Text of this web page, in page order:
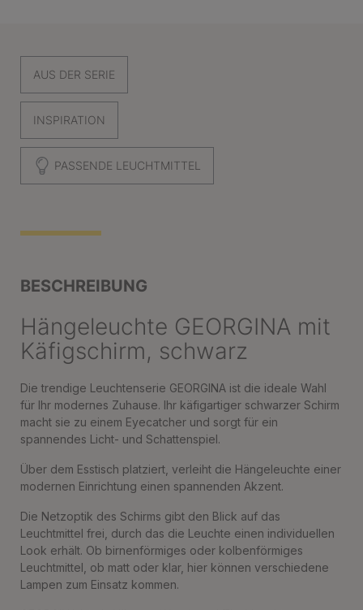
AUS DER SERIE
INSPIRATION
PASSENDE LEUCHTMITTEL
BESCHREIBUNG
Hängeleuchte GEORGINA mit
Käfigschirm, schwarz
Die trendige Leuchtenserie GEORGINA ist die ideale Wahl
für Ihr modernes Zuhause. Ihr käfigartiger schwarzer Schirm
macht sie zu einem Eyecatcher und sorgt für ein
spannendes Licht- und Schattenspiel.
Über dem Esstisch platziert, verleiht die Hängeleuchte einer
modernen Einrichtung einen spannenden Akzent.
Die Netzoptik des Schirms gibt den Blick auf das
Leuchtmittel frei, durch das die Leuchte einen individuellen
Look erhält. Ob birnenförmiges oder kolbenförmiges
Leuchtmittel, ob matt oder klar, hier können verschiedene
Lampen zum Einsatz kommen.